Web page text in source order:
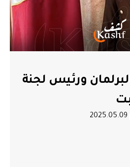
ورئيس لجنة
2025.05.09